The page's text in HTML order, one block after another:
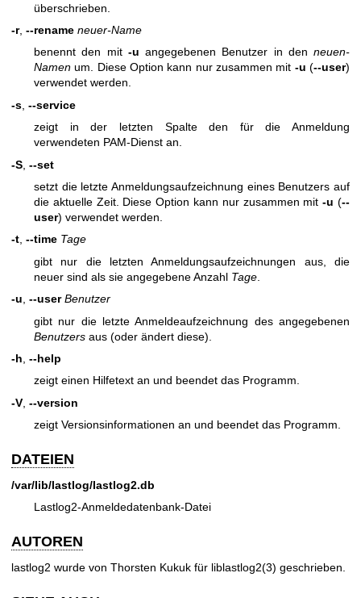
überschrieben.
-r, --rename neuer-Name
benennt den mit -u angegebenen Benutzer in den neuen-
Namen um. Diese Option kann nur zusammen mit -u (--user)
verwendet werden.
-s --service
zeigt in der letzten Spalte den für die Anmeldung
verwendeten PAM-Dienst an.
-S --set
setzt die letzte Anmeldungsaufzeichnung eines Benutzers auf
die aktuelle Zeit. Diese Option kann nur zusammen mit-u (--
user) verwendet werden.
-t, --time Tage
gibt nur die letzten Anmeldungsaufzeichnungen aus, die
neuer sind als sie angegebene Anzahl Tage
-u, --user Benutzer
gibt nur die letzte Anmeldeaufzeichnung des angegebenen
Benutzers aus (oder ändert diese).
-h --help
zeigt einen Hilfetext an und beendet das Programm.
-V --version
zeigt Versionsinformationen an und beendet das Programm.
DATEIEN
/var/lib/lastlog/lastlog2.db
Lastlog2-Anmeldedatenbank-Datei
AUTOREN
lastlog2 wurde von Thorsten Kukuk für liblastlog2(3) geschrieben.